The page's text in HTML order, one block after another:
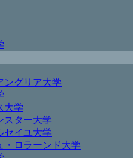
ングリア大学
大学
スター大学
セイユ大学
・ロラーンド大学